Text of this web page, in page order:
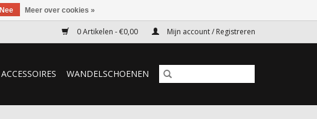
0 Artikelen - €0,00 Mijn account / Registreren
ACCESSOIRES WANDELSCHOENEN
Nee Meer over cookies »